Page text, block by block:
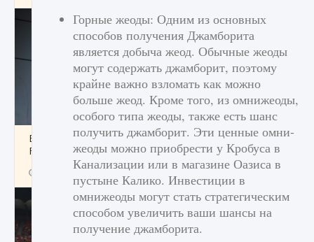
Все новые функции в режиме карьеры EA
FC 25
9 августа 2024 2 096 0 2
Горные жеоды: Одним из основных
способов получения Джамборита
является добыча жеод. Обычные жеоды
могут содержать джамборит, поэтому
крайне важно взломать как можно
больше жеод. Кроме того, из омнижеоды,
особого типа жеоды, также есть шанс
получить джамборит. Эти ценные омни-
жеоды можно приобрести у Кробуса в
Канализации или в магазине Оазиса в
пустыне Калико. Инвестиции в
омнижеоды могут стать стратегическим
способом увеличить ваши шансы на
получение джамборита.